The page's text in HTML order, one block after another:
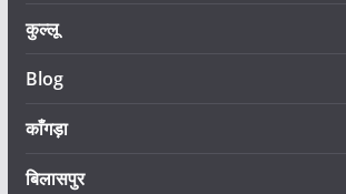
कुल्लू
Blog
काँगड़ा
बिलासपुर